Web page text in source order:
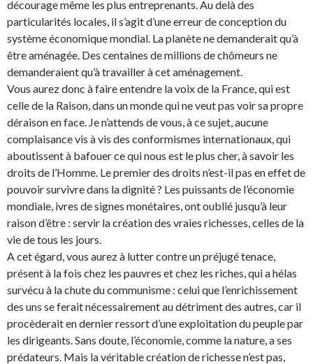
décourage même les plus entreprenants. Au delà des
particularités locales, il s’agit d’une erreur de conception du
système économique mondial. La planète ne demanderait qu’à
être aménagée. Des centaines de millions de chômeurs ne
demanderaient qu’à travailler à cet aménagement.
Vous aurez donc à faire entendre la voix de la France, qui est
celle de la Raison, dans un monde qui ne veut pas voir sa propre
déraison en face. Je n’attends de vous, à ce sujet, aucune
complaisance vis à vis des conformismes internationaux, qui
aboutissent à bafouer ce qui nous est le plus cher, à savoir les
droits de l’Homme. Le premier des droits n’est-il pas en effet de
pouvoir survivre dans la dignité ? Les puissants de l’économie
mondiale, ivres de signes monétaires, ont oublié jusqu’à leur
raison d’être : servir la création des vraies richesses, celles de la
vie de tous les jours.
A cet égard, vous aurez à lutter contre un préjugé tenace,
présent à la fois chez les pauvres et chez les riches, qui a hélas
survécu à la chute du communisme : celui que l’enrichissement
des uns se ferait nécessairement au détriment des autres, car il
procèderait en dernier ressort d’une exploitation du peuple par
les dirigeants. Sans doute, l’économie, comme la nature, a ses
prédateurs. Mais la véritable création de richesse n’est pas,